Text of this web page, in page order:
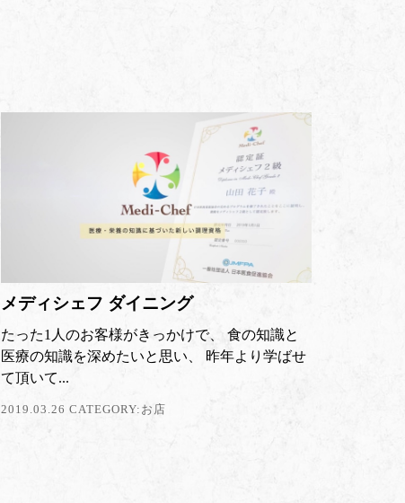
メディシェフ ダイニング
たった1人のお客様がきっかけで、 食の知識と
医療の知識を深めたいと思い、 昨年より学ばせ
て頂いて...
2019.03.26 CATEGORY: お店